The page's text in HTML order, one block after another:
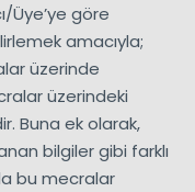
Üye’ye göre
amacıyla;
üzerinde
üzerindeki
Buna ek olarak,
bilgiler gibi farklı
bu mecralar